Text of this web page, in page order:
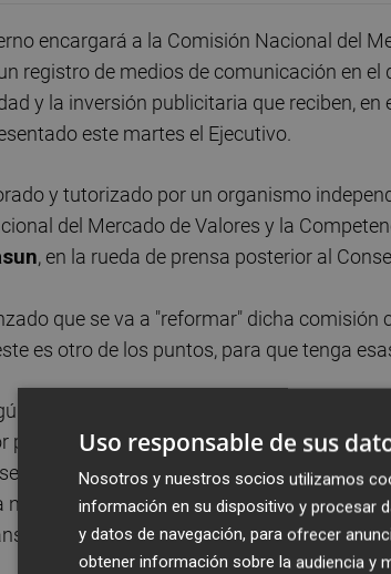
encargará a la Comisión Nacional del
registro de medios de comunicación en
y la inversión publicitaria que reciben, en
este martes el Ejecutivo.
y tutorizado por un organismo
del Mercado de Valores y la
, en la rueda de prensa posterior al
que se va a "reformar" dicha comisión
es otro de los puntos, para que tenga
ha indicado Urtasun, es el
parte de todas las administraciones
de forma opaca", ha indicado, para
normativa, todas las instituciones públicas
Uso responsable de sus
Nosotros y nuestros socios utilizamos
información en su dispositivo y procesar
y datos de navegación, para ofrecer
obtener información sobre la audiencia y